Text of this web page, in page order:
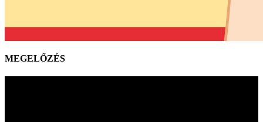
MEGELŐZÉS